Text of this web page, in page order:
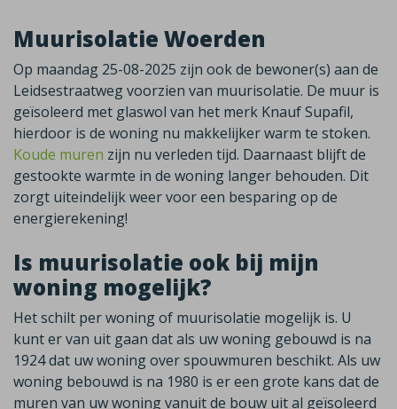
Muurisolatie Woerden
Op maandag 25-08-2025 zijn ook de bewoner(s) aan de
Leidsestraatweg voorzien van muurisolatie. De muur is
geïsoleerd met glaswol van het merk Knauf Supafil,
hierdoor is de woning nu makkelijker warm te stoken.
Koude muren zijn nu verleden tijd. Daarnaast blijft de
gestookte warmte in de woning langer behouden. Dit
zorgt uiteindelijk weer voor een besparing op de
energierekening!
Is muurisolatie ook bij mijn
woning mogelijk?
Het schilt per woning of muurisolatie mogelijk is. U
kunt er van uit gaan dat als uw woning gebouwd is na
1924 dat uw woning over spouwmuren beschikt. Als uw
woning bebouwd is na 1980 is er een grote kans dat de
muren van uw woning vanuit de bouw uit al geïsoleerd